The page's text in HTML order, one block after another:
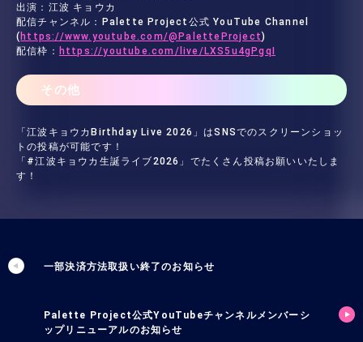
出演：江波 キョウカ
配信チャンネル：Palette Project公式 YouTube Channel
( https://www.youtube.com/@PaletteProject)
配信枠： https://youtube.com/live/LXS5u4gPgqI
その他
「江波キョウカBirthday Live 2026」はSNSでのスクリーンショッ
トの投稿が可能です！
「#江波キョウカ生誕ライブ2026」でたくさん投稿お願いいたしま
す！
一部決済方法取扱い終了のお知らせ
Palette Project公式YouTubeチャンネルメンバーシ
ップリニューアルのお知らせ